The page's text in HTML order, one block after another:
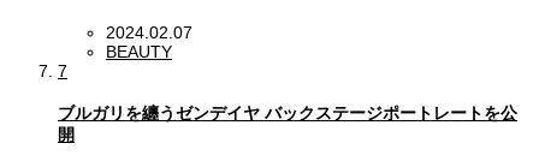
2024.02.07
BEAUTY
7
ブルガリを纏うゼンデイヤ バックステージポートレートを公
開